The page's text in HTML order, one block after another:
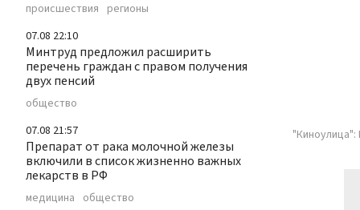
происшествия регионы
07.08 22:10
Минтруд предложил расширить
перечень граждан с правом получения
двух пенсий
общество
07.08 21:57
Препарат от рака молочной железы
включили в список жизненно важных
лекарств в РФ
медицина общество
"Киноулица":